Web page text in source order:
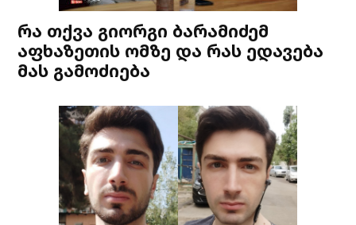
რა თქვა გიორგი ბარამიძემ
აფხაზეთის ომზე და რას ედავება
მას გამოძიება